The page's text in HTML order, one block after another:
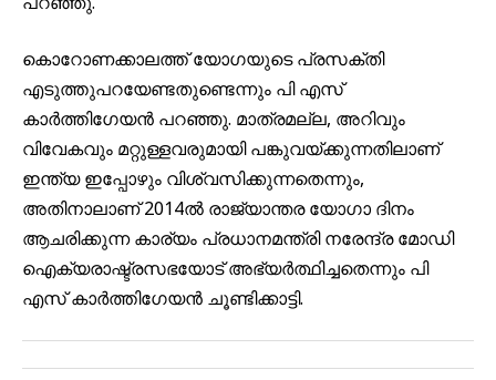
കൊറോണക്കാലത്ത് യോഗയുടെ പ്രസക്തി
എടുത്തുപറയേണ്ടതുണ്ടെന്നും പി എസ്
കാർത്തിഗേയൻ പറഞ്ഞു. മാത്രമല്ല, അറിവും
വിവേകവും മറ്റുള്ളവരുമായി പങ്കുവയ്ക്കുന്നതിലാണ്
ഇന്ത്യ ഇപ്പോഴും വിശ്വസിക്കുന്നതെന്നും,
അതിനാലാണ് 2014ൽ രാജ്യാന്തര യോഗാ ദിനം
ആചരിക്കുന്ന കാര്യം പ്രധാനമന്ത്രി നരേന്ദ്ര മോഡി
ഐക്യരാഷ്ട്രസഭയോട് അഭ്യർത്ഥിച്ചതെന്നും പി
എസ് കാർത്തിഗേയൻ ചൂണ്ടിക്കാട്ടി.